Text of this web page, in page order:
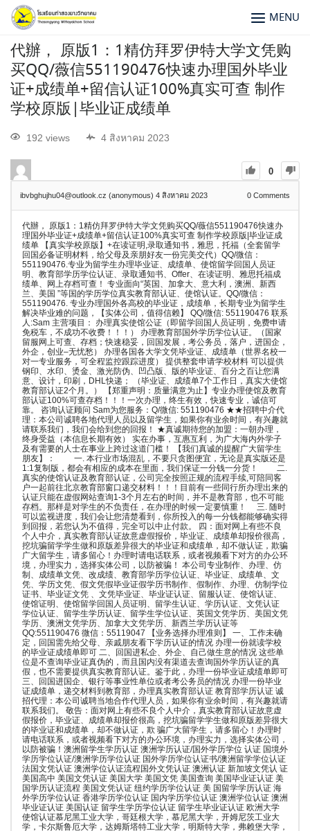
MENU
代辦， 原版1：1精仿拜罗伊特大学文凭购
买QQ/薇信551190476快速办理国外毕业
证+成绩单+留信认证100%真实可查 制作
学校原版|毕业证成绩单
192 views 4 สิงหาคม 2023
0
ibvbghujhu04@outlook.cz (anonymous) 4 สิงหาคม 2023 0 Comments
代辦， 原版1：1精仿拜罗伊特大学文凭购买QQ/薇信551190476快速办
理国外毕业证+成绩单+留信认证100%真实可查 制作学校原版|毕业证成
绩单 【真实学校原版】+在读证明,录取通知书，雅思，托福（全套留学
回国必备证明材料，给父母及亲朋好友一份完美交代）QQ/微信：
551190476.专业为留学生办理毕业证、成绩单、使馆留学回国人员证
明、教育部学历学位认证、录取通知书、Offer、在读证明、雅思托福成
绩单、网上存档可查！ 专业面向“英国、加拿大、意大利，澳洲、新西
兰、美国 ”等国的学历学位真实教育部认证、使馆认证。QQ/微信：
551190476. 专业办理国外各高校的毕业证，成绩单，长期专业为留学生
解决毕业难的问题，【实体公司，值得信赖】 QQ/微信: 551190476 联系
人:Sam 主营项目： 办理真实使馆公证（即留学回国人员证明，免费申请
免税车，不成功不收费！！！） 办理教育部国外学历学位认证。（国家
留服网上可查、存档；快速稳妥，回国发展，考公务员，落户，进国企，
外企，创业–无忧愁） 办理各国各大学文凭毕业证、成绩单（世界名校一
对一专业服务，可全程监控跟踪进度） 提供整套申请学校材料 可以提供
钢印、水印、烫金、激光防伪、凹凸版、版的毕业证、百分之百让您满
意、设计，印刷，DHL快递； （毕业证、成绩单7个工作日，真实大使馆
教育部认证2个月。） 【郑重声明：质量满意为止】专业办理使馆及教育
部认证100%可查存档！！！一次办理，终生有效，快速专业，诚信可
靠。 咨询认证顾问 Sam为您服务：Q/微信: 551190476 ★★招聘中介代
理：本公司诚聘各地代理人员以及留学生，如果你有业余时间，有兴趣就
请联系我们，我们会给到您的回报！ ★真诚期待您的加盟：一朝办理，
终身受益（本信息长期有效） 实在办事，互惠互利，为广大海内外学子
及有需要的人士在事业上跨过这道门槛！ 【我们真诚的提醒广大留学生
朋友】： 一. 本行业市场混乱，不要只贪图便宜，无论是真实版还是
1:1复制版，都会有相应的成本在里面，我们保证一分钱一分货！ 二.
真实的使馆认证及教育部认证，公司完全按照正规的流程手续,可陪同客
户一起前往北京教育部窗口递交材料！！！目前有一些同行所办理出来的
认证只能在虚假网站查询1-3个月左右的时间，并不是教育部，也不可能
存档。那样是对学生的不负责任，在办理的时候一定要慎重！ 三. 随时
可以监视进度，我们会让您清楚看到，你所投入的每一分钱都能够确实得
到回报，若您认为不值得，完全可以中止付款。 四：面对网上有些不良
个人中介，真实教育部认证故意虚假报价，毕业证、成绩单却报价很高，
挖坑骗留学学生做和原版差异很大的毕业证和成绩单，却不做认证，欺骗
广大留学生，请多留心！办理时请电话联系，或者视频看下对方的办公环
境，办理实力，选择实体公司，以防被骗！ 本公司专业制作、办理、仿
制、成绩单文凭、改成绩、教育部学历学位认证、毕业证、成绩单、文
凭、学历文凭、假文凭假毕业证假学历书制作、假制作、办理、仿制学位
证书、毕业证文凭 、文凭毕业证、毕业证认证、留服认证、使馆认证、
使馆证明、使馆留学回国人员证明、留学生认证、学历认证、文凭认证
学位认证、留学生学历认证、留学生学位认证、英国文凭学历、美国文凭
学历、澳洲文凭学历、加拿大文凭学历、新西兰学历认证等
QQ:551190476 微信：55119047 【业务选择办理准则】 一、工作未确
定，回国需先给父母、亲戚朋友看下学历认证的情况 办理一份就读学校
的毕业证成绩单即可 二、回国进私企、外企、自己做生意的情况 这些单
位是不查询毕业证真伪的，而且国内没有渠道去查询国外学历认证的真
假，也不需要提供真实教育部认证。鉴于此，办理一份毕业证成绩单即可
三、回国进国企、银行等事业性单位或者考公务员的情况 办理一份毕业
证成绩单，递交材料到教育部，办理真实教育部认证 教育部学历认证 诚
招代理：本公司诚聘当地合作代理人员，如果你有业余时间，有兴趣就请
联系我们。 敬告：面对网上有些不良个人中介，真实教育部认证故意虚
假报价，毕业证、成绩单却报价很高，挖坑骗留学学生做和原版差异很大
的毕业证和成绩单，却不做认证，欺 骗广大留学生，请多留心！办理时
请电话联系，或者视频看下对方的办公环境，办理实力，选择实体公司，
以防被骗！澳洲留学生学历认证 澳洲学历认证/国外学历学位 认证 国境外
学历学位认证/澳洲学历学位认证 国外学历学位认证书/澳洲留学学位认证
法国文凭认证 澳洲学位认证流程国外文凭认证 澳洲认证 新加坡文凭认 证
美国高中 美国文凭认证 美国大学 美国文凭 美国查询 美国毕业证认证 美
国学历认证流程 美国文凭认证 纽约学历学位认证 美 国留学学历认证 海
外学历学位认证 香港学历学位认证 国内学历学位认证 澳洲学位认证 澳洲
毕业证认证 美国认证 留学生学历学位认证 留学生毕业证认证 欧洲大学
使馆认证慕尼黑工业大学，哥廷根大学，慕尼黑大学，开姆尼茨工业大
学，卡尔斯鲁厄大学，达姆斯塔特工业大学，明斯特大学，弗赖堡大学，